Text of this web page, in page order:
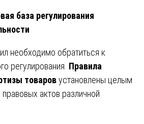
база регулирования
необходимо обратиться к
регулирования. Правила
товаровустановлены целым
актов различной